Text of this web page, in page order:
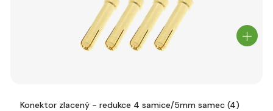
Konektor zlacený - redukce 4 samice/5mm samec (4)